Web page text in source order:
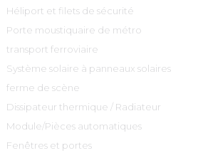
Héliport et filets de sécurité
Porte moustiquaire de métro
transport ferroviaire
Système solaire à panneaux solaires
ferme de scène
Dissipateur thermique / Radiateur
Module/Pièces automatiques
Fenêtres et portes